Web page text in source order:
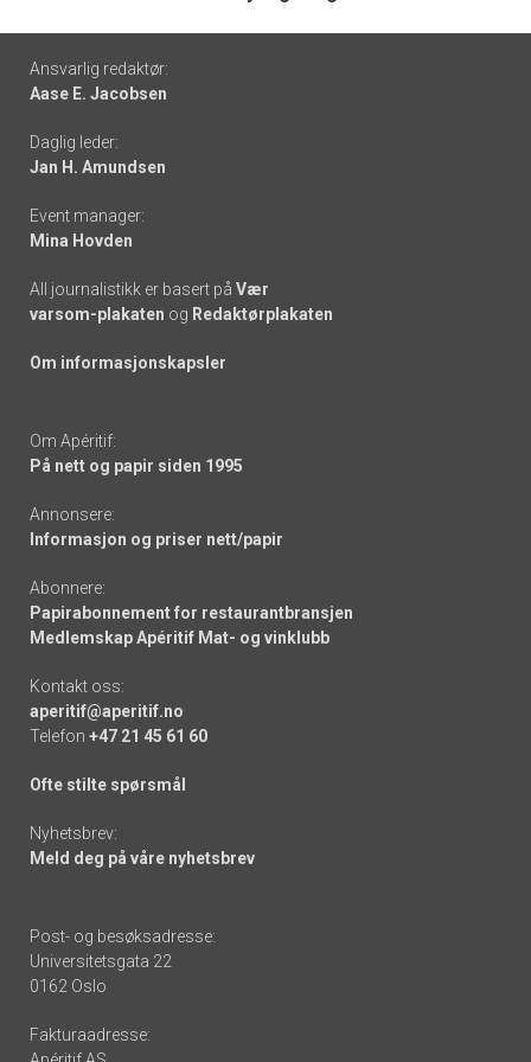
Footer
-
links
Ansvarlig redaktør:
Aase E. Jacobsen
Daglig leder:
Jan H. Amundsen
Event manager:
Mina Hovden
All journalistikk er basert på Vær
varsom-plakaten og Redaktørplakaten
Om informasjonskapsler
Om Apéritif:
På nett og papir siden 1995
Annonsere:
Informasjon og priser nett/papir
Abonnere:
Papirabonnement for restaurantbransjen
Medlemskap Apéritif Mat- og vinklubb
Kontakt oss:
aperitif@aperitif.no
Telefon +47 21 45 61 60
Ofte stilte spørsmål
Nyhetsbrev:
Meld deg på våre nyhetsbrev
Post- og besøksadresse:
Universitetsgata 22
0162 Oslo
Fakturaadresse: